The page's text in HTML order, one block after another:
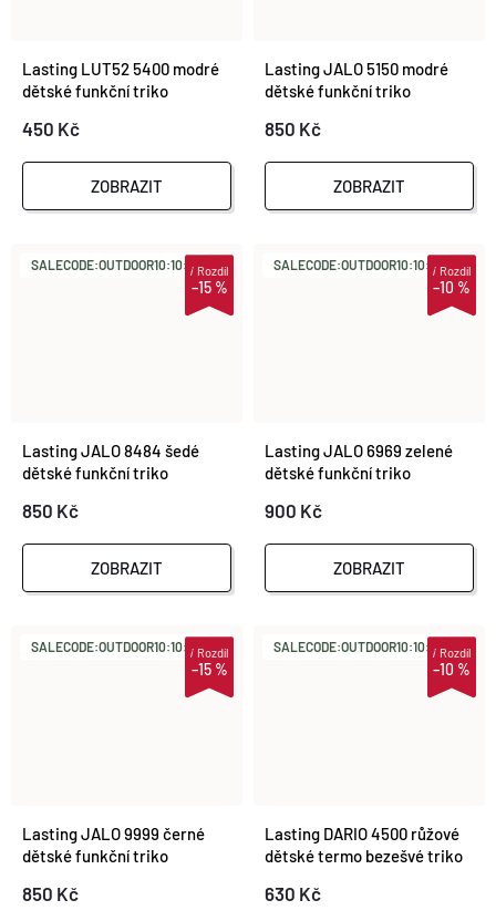
Lasting LUT52 5400 modré
dětské funkční triko
450 Kč
ZOBRAZIT
Lasting JALO 5150 modré
dětské funkční triko
850 Kč
ZOBRAZIT
SALECODE:OUTDOOR10:10:%
–15 %
iRozdíl
Lasting JALO 8484 šedé
dětské funkční triko
850 Kč
ZOBRAZIT
SALECODE:OUTDOOR10:10:%
–10 %
iRozdíl
Lasting JALO 6969 zelené
dětské funkční triko
900 Kč
ZOBRAZIT
SALECODE:OUTDOOR10:10:%
–15 %
iRozdíl
Lasting JALO 9999 černé
dětské funkční triko
850 Kč
SALECODE:OUTDOOR10:10:%
–10 %
iRozdíl
Lasting DARIO 4500 růžové
dětské termo bezešvé triko
630 Kč